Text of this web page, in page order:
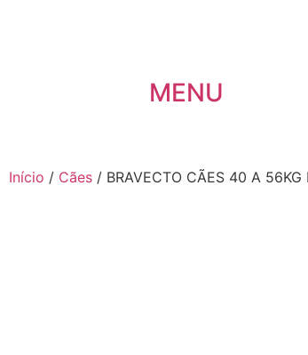
MENU
Início / Cães / BRAVECTO CÃES 40 A 56KG